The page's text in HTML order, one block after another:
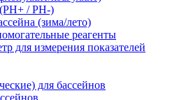
/ PH-)
(зима/лето)
реагенты
для измерения показателей
для бассейнов